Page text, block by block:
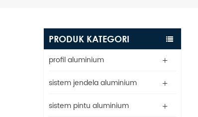
PRODUK KATEGORI
profil aluminium
sistem jendela aluminium
sistem pintu aluminium